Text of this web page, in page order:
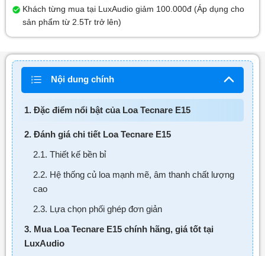
Khách từng mua tại LuxAudio giảm 100.000đ (Áp dụng cho
sản phẩm từ 2.5Tr trở lên)
Nội dung chính
1. Đặc điểm nổi bật của Loa Tecnare E15
2. Đánh giá chi tiết Loa Tecnare E15
2.1. Thiết kế bền bỉ
2.2. Hệ thống củ loa mạnh mẽ, âm thanh chất lượng
cao
2.3. Lựa chọn phối ghép đơn giản
3. Mua Loa Tecnare E15 chính hãng, giá tốt tại
LuxAudio